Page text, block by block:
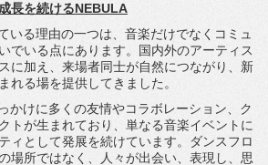
長を続けるNEBULA
いる理由の一つは、 音楽だけでなくコミュ
でいる点にあります。国内外のアーティス
に加え、 来場者同士が自然につながり、 新
れる場を提供してきました。
かけに多くの友情やコラボレーション 、ク
トが生まれており、 単なる音楽イベントに
ィとして発展を続けています。ダンスフロ
場所ではなく、
人々が出会い、表現し、 思